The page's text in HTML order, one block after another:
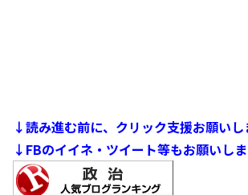
↓読み進む前に、クリック支援お願い
↓FBのイイネ・ツイート等もお願いし